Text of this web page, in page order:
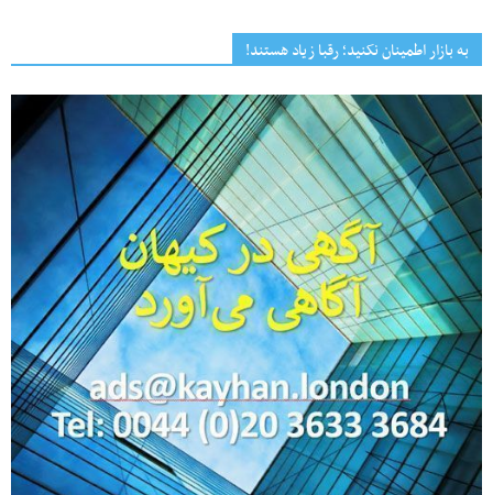
به بازار اطمینان نکنید؛ رقبا زیاد هستند!